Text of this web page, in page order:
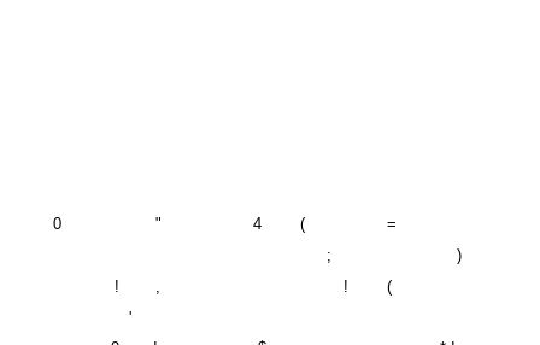
0 " 4 (
=
;
)
!
!
(
'